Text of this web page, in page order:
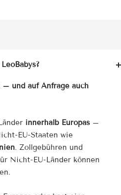
und auf Anfrage auch
innerhalb Europas –
EU-Staaten wie
. Zollgebühren und
Nicht-EU-Länder können